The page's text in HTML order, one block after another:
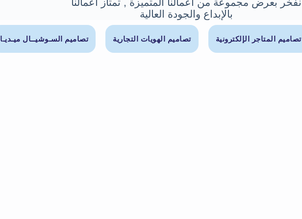
بالإبداع والجودة العالية
تصاميم المتاجر الإلكترونية تصاميم الهويات التجارية تصاميم السـوشيــال ميـديـا